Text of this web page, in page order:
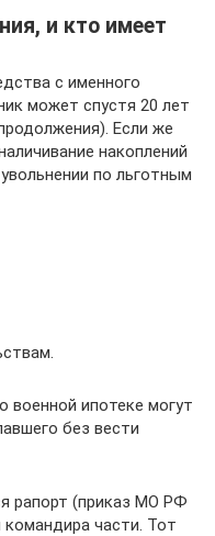
и кто имеет
с именного
может спустя 20 лет
Если же
накоплений
по льготным
военной ипотеке могут
без вести
рапорт (приказ МО РФ
командира части. Тот